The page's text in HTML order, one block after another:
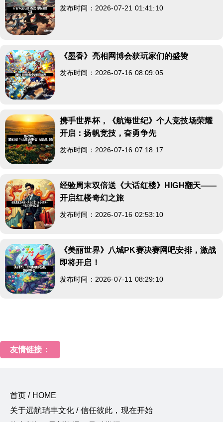
发布时间：2026-07-21 01:41:10
《墨香》亮相网博会获玩家们的盛赞
发布时间：2026-07-16 08:09:05
携手世界杯，《航海世纪》个人竞技场荣耀
开启：扬帆竞技，奋勇争先
发布时间：2026-07-16 07:18:17
经验周末双倍送《大话红楼》HIGH翻天——
开启红楼奇幻之旅
发布时间：2026-07-16 02:53:10
《美丽世界》八城PK赛决赛网吧安排，激战
即将开启！
发布时间：2026-07-11 08:29:10
友情链接：
首页 / HOME
关于远航瑞丰文化 / 信任彼此，现在开始